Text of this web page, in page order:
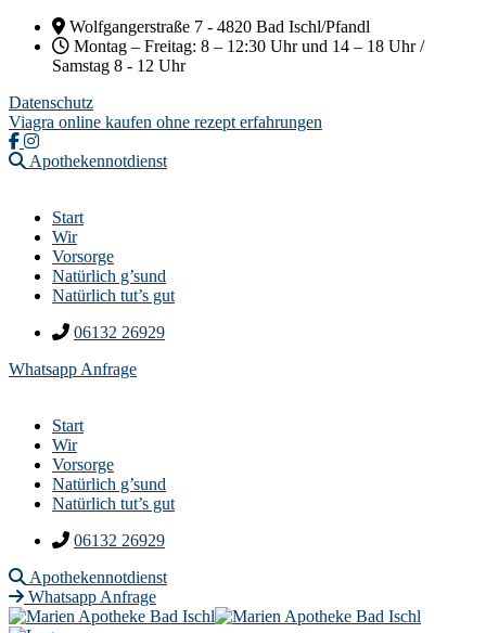
Wolfgangerstraße 7 - 4820 Bad Ischl/Pfandl
Montag – Freitag: 8 – 12:30 Uhr und 14 – 18 Uhr /
Samstag 8 - 12 Uhr
Datenschutz
Viagra online kaufen ohne rezept erfahrungen
Apothekennotdienst
Start
Wir
Vorsorge
Natürlich g’sund
Natürlich tut’s gut
06132 26929
Whatsapp Anfrage
Start
Wir
Vorsorge
Natürlich g’sund
Natürlich tut’s gut
06132 26929
Apothekennotdienst
Whatsapp Anfrage